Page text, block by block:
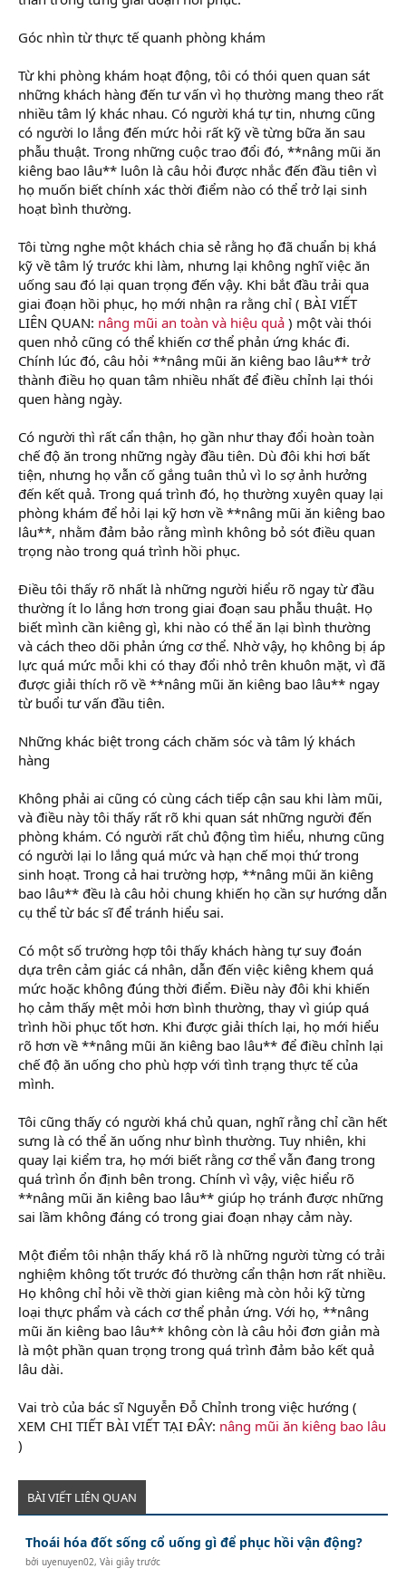
Góc nhìn từ thực tế quanh phòng khám
Từ khi phòng khám hoạt động, tôi có thói quen quan sát
những khách hàng đến tư vấn vì họ thường mang theo rất
nhiều tâm lý khác nhau. Có người khá tự tin, nhưng cũng
có người lo lắng đến mức hỏi rất kỹ về từng bữa ăn sau
phẫu thuật. Trong những cuộc trao đổi đó, **nâng mũi ăn
kiêng bao lâu** luôn là câu hỏi được nhắc đến đầu tiên vì
họ muốn biết chính xác thời điểm nào có thể trở lại sinh
hoạt bình thường.
Tôi từng nghe một khách chia sẻ rằng họ đã chuẩn bị khá
kỹ về tâm lý trước khi làm, nhưng lại không nghĩ việc ăn
uống sau đó lại quan trọng đến vậy. Khi bắt đầu trải qua
giai đoạn hồi phục, họ mới nhận ra rằng chỉ ( BÀI VIẾT
LIÊN QUAN: nâng mũi an toàn và hiệu quả ) một vài thói
quen nhỏ cũng có thể khiến cơ thể phản ứng khác đi.
Chính lúc đó, câu hỏi **nâng mũi ăn kiêng bao lâu** trở
thành điều họ quan tâm nhiều nhất để điều chỉnh lại thói
quen hàng ngày.
Có người thì rất cẩn thận, họ gần như thay đổi hoàn toàn
chế độ ăn trong những ngày đầu tiên. Dù đôi khi hơi bất
tiện, nhưng họ vẫn cố gắng tuân thủ vì lo sợ ảnh hưởng
đến kết quả. Trong quá trình đó, họ thường xuyên quay lại
phòng khám để hỏi lại kỹ hơn về **nâng mũi ăn kiêng bao
lâu**, nhằm đảm bảo rằng mình không bỏ sót điều quan
trọng nào trong quá trình hồi phục.
Điều tôi thấy rõ nhất là những người hiểu rõ ngay từ đầu
thường ít lo lắng hơn trong giai đoạn sau phẫu thuật. Họ
biết mình cần kiêng gì, khi nào có thể ăn lại bình thường
và cách theo dõi phản ứng cơ thể. Nhờ vậy, họ không bị áp
lực quá mức mỗi khi có thay đổi nhỏ trên khuôn mặt, vì đã
được giải thích rõ về **nâng mũi ăn kiêng bao lâu** ngay
từ buổi tư vấn đầu tiên.
Những khác biệt trong cách chăm sóc và tâm lý khách
hàng
Không phải ai cũng có cùng cách tiếp cận sau khi làm mũi,
và điều này tôi thấy rất rõ khi quan sát những người đến
phòng khám. Có người rất chủ động tìm hiểu, nhưng cũng
có người lại lo lắng quá mức và hạn chế mọi thứ trong
sinh hoạt. Trong cả hai trường hợp, **nâng mũi ăn kiêng
bao lâu** đều là câu hỏi chung khiến họ cần sự hướng dẫn
cụ thể từ bác sĩ để tránh hiểu sai.
Có một số trường hợp tôi thấy khách hàng tự suy đoán
dựa trên cảm giác cá nhân, dẫn đến việc kiêng khem quá
mức hoặc không đúng thời điểm. Điều này đôi khi khiến
họ cảm thấy mệt mỏi hơn bình thường, thay vì giúp quá
trình hồi phục tốt hơn. Khi được giải thích lại, họ mới hiểu
rõ hơn về **nâng mũi ăn kiêng bao lâu** để điều chỉnh lại
chế độ ăn uống cho phù hợp với tình trạng thực tế của
mình.
Tôi cũng thấy có người khá chủ quan, nghĩ rằng chỉ cần hết
sưng là có thể ăn uống như bình thường. Tuy nhiên, khi
quay lại kiểm tra, họ mới biết rằng cơ thể vẫn đang trong
quá trình ổn định bên trong. Chính vì vậy, việc hiểu rõ
**nâng mũi ăn kiêng bao lâu** giúp họ tránh được những
sai lầm không đáng có trong giai đoạn nhạy cảm này.
Một điểm tôi nhận thấy khá rõ là những người từng có trải
nghiệm không tốt trước đó thường cẩn thận hơn rất nhiều.
Họ không chỉ hỏi về thời gian kiêng mà còn hỏi kỹ từng
loại thực phẩm và cách cơ thể phản ứng. Với họ, **nâng
mũi ăn kiêng bao lâu** không còn là câu hỏi đơn giản mà
là một phần quan trọng trong quá trình đảm bảo kết quả
lâu dài.
Vai trò của bác sĩ Nguyễn Đỗ Chỉnh trong việc hướng (
XEM CHI TIẾT BÀI VIẾT TẠI ĐÂY: nâng mũi ăn kiêng bao lâu
)
BÀI VIẾT LIÊN QUAN
Thoái hóa đốt sống cổ uống gì để phục hồi vận động?
bởiuyenuyen02,Vài giây trước